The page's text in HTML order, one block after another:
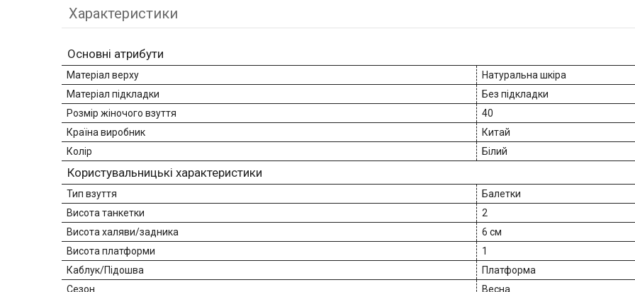
Характеристики
Основні атрибути
Матеріал верху
Натуральна шкіра
Матеріал підкладки
Без підкладки
Розмір жіночого взуття
40
Країна виробник
Китай
Колір
Білий
Користувальницькі характеристики
Тип взуття
Балетки
Висота танкетки
2
Висота халяви/задника
6 см
Висота платформи
1
Каблук/Підошва
Платформа
Сезон
Весна